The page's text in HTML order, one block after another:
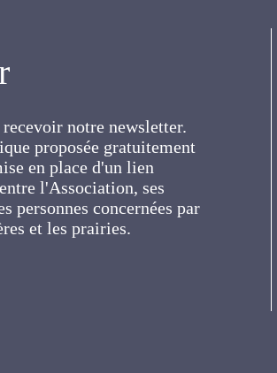
notre newsletter.
proposée
vise la mise en place
vivant entre
et toutes les
par les cultures